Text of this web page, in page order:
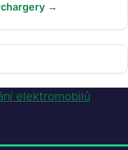
→
elektromobilů